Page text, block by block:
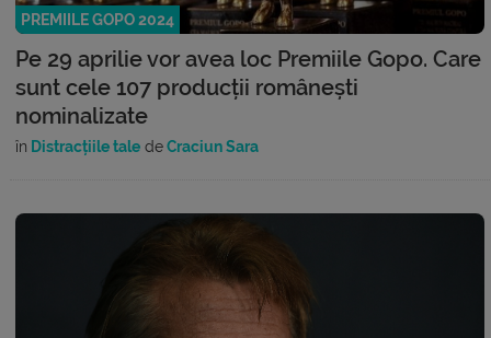
PREMIILE GOPO 2024
Pe 29 aprilie vor avea loc Premiile Gopo. Care
sunt cele 107 producții românești
nominalizate
în Distracțiile tale deCraciun Sara